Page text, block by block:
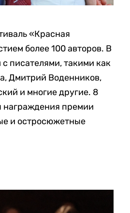
«Красная
более 100 авторов. В
писателями, такими как
Дмитрий Воденников,
и многие другие. 8
награждения премии
и остросюжетные